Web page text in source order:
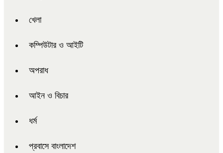
খেলা
কম্পিউটার ও আইটি
অপরাধ
আইন ও বিচার
ধর্ম
প্রবাসে বাংলাদেশ